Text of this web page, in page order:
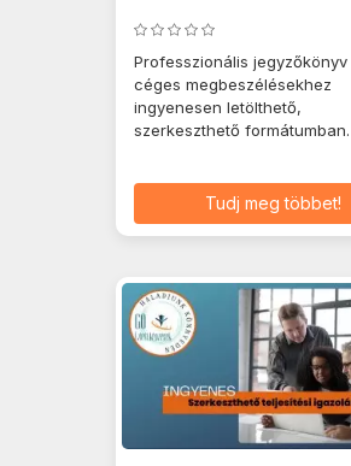
Professzionális jegyzőkönyv
céges megbeszélésekhez
ingyenesen letölthető,
szerkeszthető formátumban.
Tudj meg többet!